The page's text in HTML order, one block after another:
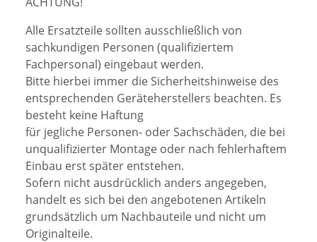
Alle Ersatzteile sollten ausschließlich von
sachkundigen Personen (qualifiziertem
Fachpersonal) eingebaut werden.
Bitte hierbei immer die Sicherheitshinweise des
entsprechenden Geräteherstellers beachten. Es
besteht keine Haftung
für jegliche Personen- oder Sachschäden, die bei
unqualifizierter Montage oder nach fehlerhaftem
Einbau erst später entstehen.
Sofern nicht ausdrücklich anders angegeben,
handelt es sich bei den angebotenen Artikeln
grundsätzlich um Nachbauteile und nicht um
Originalteile.